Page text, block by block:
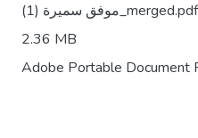
موفق سميرة (1)_merged.pdf
2.36 MB
Adobe Portable Document